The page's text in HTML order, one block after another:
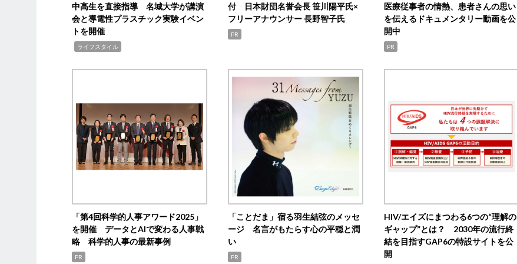
中高生を直接指導 名城大学が講演
会と導電性プラスチック実験イベン
トを開催
ライフスタイル
付 日本財団名誉会長 笹川陽平氏×
フリーアナウンサー 長野智子氏
PR
医療従事者の情熱、患者さんの思い
を伝えるドキュメンタリー動画を公
開中
PR
「第4回科学的人事アワード2025」
を開催 データとAIで変わる人事戦
略 科学的人事の最新事例
PR
「ことだま」宿る羽生結弦のメッセ
ージ 名言がもたらす心の平穏と潤
い
PR
HIV/エイズにまつわる6つの“理解の
ギャップ”とは？ 2030年の流行終
結を目指すGAP6の特設サイトを公
開